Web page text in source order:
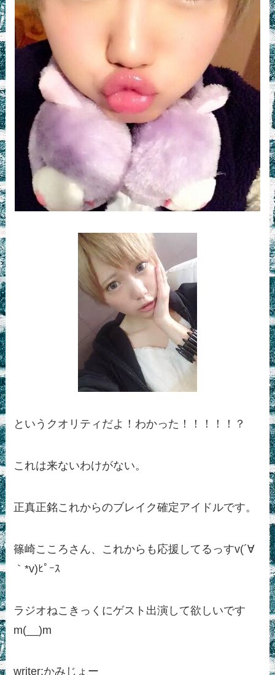
というクオリティだよ！わかった！！！！！？
これは来ないわけがない。
正真正銘これからのブレイク確定アイドルです。
篠崎こころさん、これからも応援してるっすv(´∀
｀*v)ﾋﾟｰｽ
ラジオねこきっくにゲスト出演して欲しいです
m(__)m
writer:かみじょー